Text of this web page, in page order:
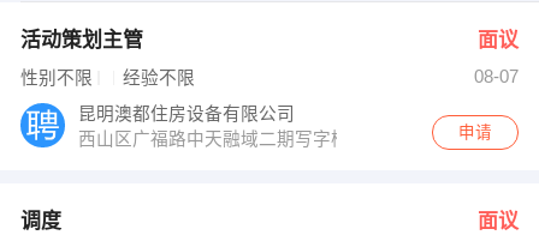
发布 [行政专员 ] 招聘信息
马先生 发布 [唐朝大酒店 ] 招聘信息
【盛世装饰公司东城店 】 强势入驻
活动策划主管 面议
性别不限 经验不限
08-07
昆明澳都住房设备有限公司
西山区广福路中天融域二期写字楼24栋1单元4楼申请
调度 面议